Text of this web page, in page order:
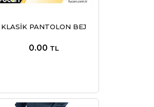
KLASİK PANTOLON BEJ
0.00 TL